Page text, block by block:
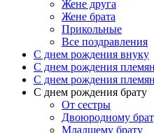
Жене друга
Жене брата
Прикольные
Все поздравления
C днем рождения внуку
C днем рождения
C днем рождения
C днем рождения брату
От сестры
Двоюродному
Младшему брату